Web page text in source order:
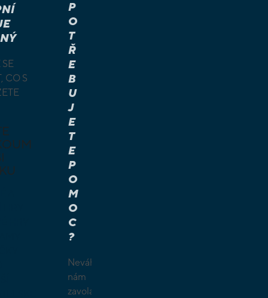
CO S
P
O
T
Ř
E
B
U
J
E
T
E
P
O
M
O
C
?
Neváhejte
nám
zavolat.